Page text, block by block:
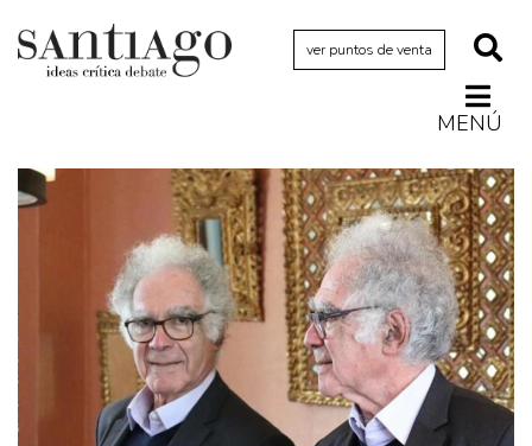
ver puntos de venta
MENÚ
Actualidad
Archivo Cenfoto-UDP
Arquetipos de situación
Artes visuales
Cine y televisión
Ciudad